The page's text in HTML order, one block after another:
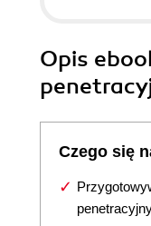
Opis
Czego się